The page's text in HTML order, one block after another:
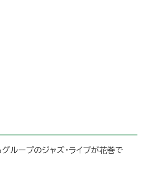
ループのジャズ・ライブが花巻で